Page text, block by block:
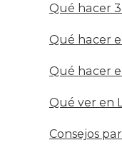
Qué hacer
Qué hacer
Qué hacer
Qué ver en
Consejos